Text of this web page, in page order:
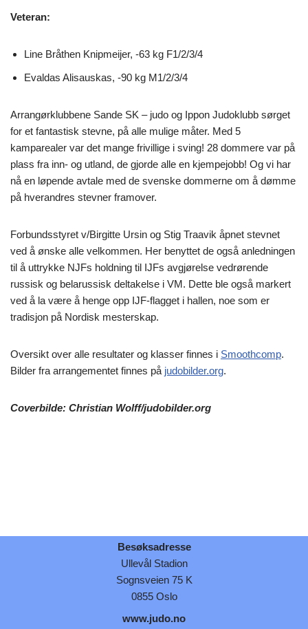
Veteran:
Line Bråthen Knipmeijer, -63 kg F1/2/3/4
Evaldas Alisauskas, -90 kg M1/2/3/4
Arrangørklubbene Sande SK – judo og Ippon Judoklubb sørget
for et fantastisk stevne, på alle mulige måter. Med 5
kamparealer var det mange frivillige i sving! 28 dommere var på
plass fra inn- og utland, de gjorde alle en kjempejobb! Og vi har
nå en løpende avtale med de svenske dommerne om å dømme
på hverandres stevner framover.
Forbundsstyret v/Birgitte Ursin og Stig Traavik åpnet stevnet
ved å ønske alle velkommen. Her benyttet de også anledningen
til å uttrykke NJFs holdning til IJFs avgjørelse vedrørende
russisk og belarussisk deltakelse i VM. Dette ble også markert
ved å la være å henge opp IJF-flagget i hallen, noe som er
tradisjon på Nordisk mesterskap.
Oversikt over alle resultater og klasser finnes i Smoothcomp.
Bilder fra arrangementet finnes på judobilder.org.
Coverbilde: Christian Wolff/judobilder.org
Besøksadresse
Ullevål Stadion
Sognsveien 75 K
0855 Oslo
www.judo.no